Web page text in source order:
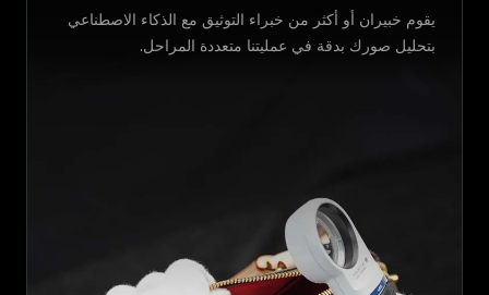
يقوم خبيران أو أكثر من خبراء التوثيق مع الذكاء الاصطناعي
بتحليل صورك بدقة في عمليتنا متعددة المراحل.